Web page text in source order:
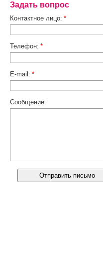
Задать вопрос
Контактное лицо: *
Телефон: *
E-mail: *
Сообщение: